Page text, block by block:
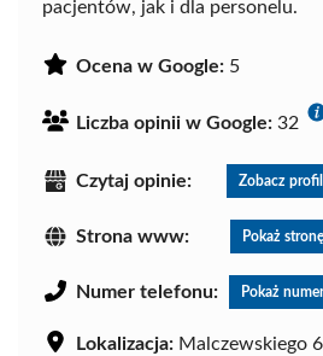
pacjentów, jak i dla personelu.
Ocena w Google: 5
Liczba opinii w Google: 32
Czytaj opinie: Zobacz profil
Strona www: Pokaż stronę
Numer telefonu: Pokaż numer
Lokalizacja: Malczewskiego